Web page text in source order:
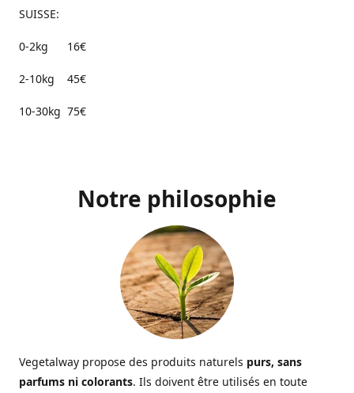
SUISSE:
0-2kg 16€
2-10kg 45€
10-30kg 75€
Notre philosophie
Vegetalway propose des produits naturels purs, sans
parfums ni colorants. Ils doivent être utilisés en toute